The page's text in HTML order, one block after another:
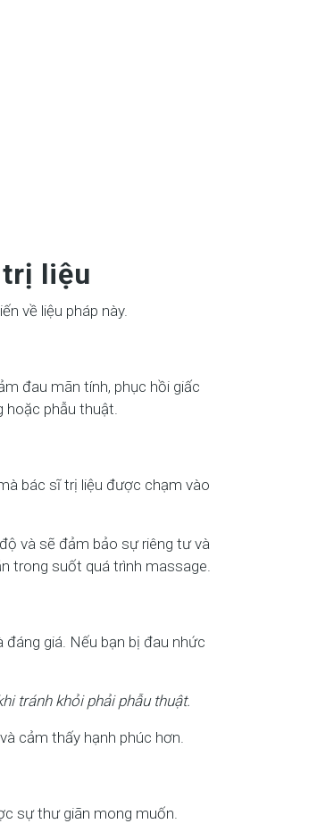
liệu
về liệu pháp này.
đau mãn tính, phục hồi giấc
hoặc phẫu thuật.
bác sĩ trị liệu được chạm vào
và sẽ đảm bảo sự riêng tư và
trong suốt quá trình massage.
giá. Nếu bạn bị đau nhức
tránh khỏi phải phẫu thuật.
cảm thấy hạnh phúc hơn.
sự thư giãn mong muốn.